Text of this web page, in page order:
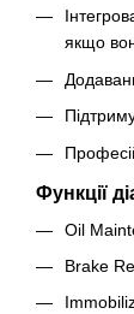
якщо
Функції
Oil
Brake